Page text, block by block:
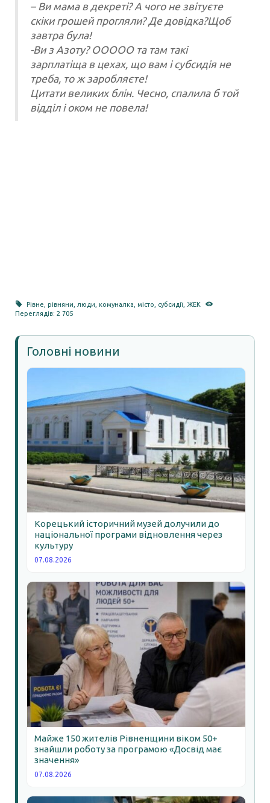
– Ви мама в декреті? А чого не звітуєте
скіки грошей прогляли? Де довідка?Щоб
завтра була!
-Ви з Азоту? ООООО та там такі
зарплатіща в цехах, що вам і субсидія не
треба, то ж заробляєте!
Цитати великих блін. Чесно, спалила б той
відділ і оком не повела!
Рівне ,рівняни люди ,комуналка ,місто субсидії ЖЕК
Переглядів: 2 705
Головні новини
Корецький історичний музей долучили до
національної програми відновлення через
культуру
07.08.2026
Майже 150 жителів Рівненщини віком 50+
знайшли роботу за програмою «Досвід має
значення»
07.08.2026